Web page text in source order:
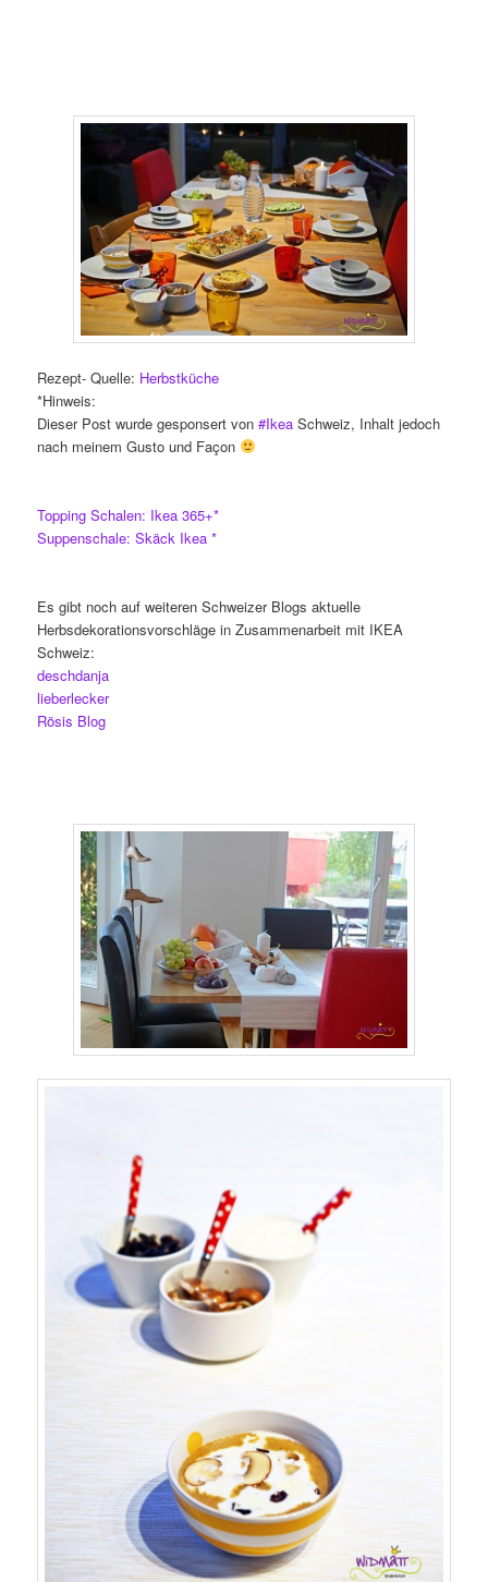
Rezept- Quelle: Herbstküche
*Hinweis:
Dieser Post wurde gesponsert von#Ikea Schweiz, Inhalt jedoch
nach meinem Gusto und Façon
Topping Schalen: Ikea 365+*
Suppenschale: Skäck Ikea *
Es gibt noch auf weiteren Schweizer Blogs aktuelle
Herbsdekorationsvorschläge in Zusammenarbeit mit IKEA
Schweiz:
deschdanja
lieberlecker
Rösis Blog